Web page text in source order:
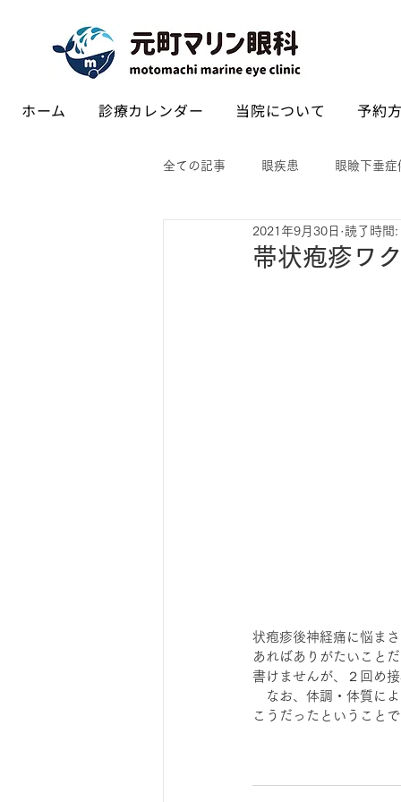
ホーム 診療カレンダー 当院について 予約
全ての記事 眼疾患 眼瞼下垂症
帯状疱疹ワ
2021年9月30日 読了時間:
状疱疹後神経痛に悩ま
あればありがたいこと
書けませんが、２回め
なお、体調・体質によ
こうだったということ